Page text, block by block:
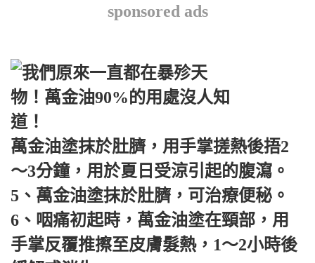
sponsored ads
萬金油塗抹於肚臍，用手掌搓熱後捂2
～3分鐘，用於夏日受涼引起的腹瀉。
5、萬金油塗抹於肚臍，可治療便秘。
6、咽痛初起時，萬金油塗在頸部，用
手掌反覆推擦至皮膚髮熱，1～2小時後